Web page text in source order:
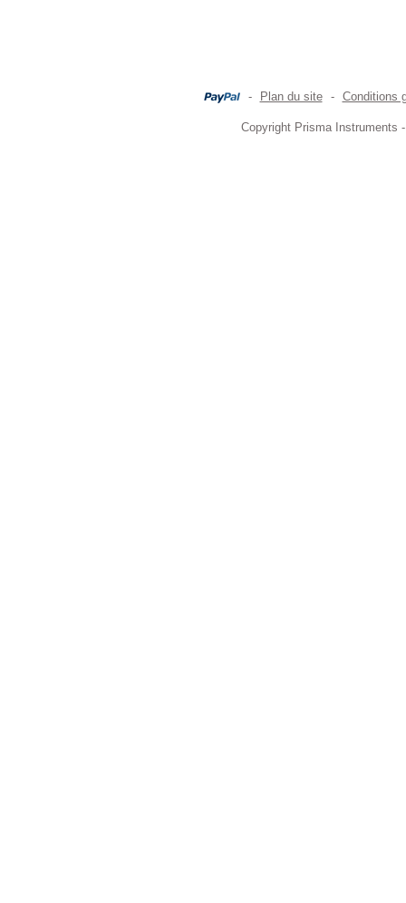
- Plan du site - Conditions
Copyright Prisma Instruments